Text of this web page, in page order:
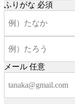
ふりがな 必須
メール 任意